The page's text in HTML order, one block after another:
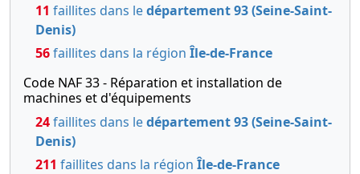
11 faillites dans ledépartement 93 (Seine-Saint-
Denis)
56faillites dans la région Île-de-France
Code NAF 33 - Réparation et installation de
machines et d'équipements
24faillites dans ledépartement 93 (Seine-Saint-
Denis)
211 faillites dans la région Île-de-France